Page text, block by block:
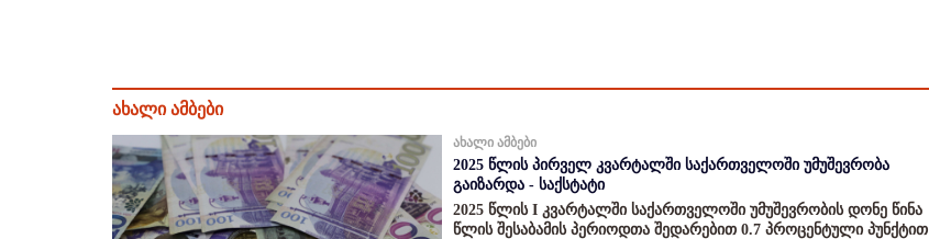
ახალი ამბები
ახალი ამბები
2025 წლის პირველ კვარტალში საქართველოში უმუშევრობა
გაიზარდა - საქსტატი
2025 წლის I კვარტალში საქართველოში უმუშევრობის დონე წინა
წლის შესაბამის პერიოდთა შედარებით 0.7 პროცენტული პუნქტით